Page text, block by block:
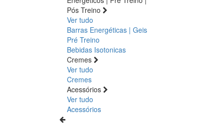
Pós Treino
Ver tudo
Barras Energéticas | Geis
Pré Treino
Bebidas Isotonicas
Cremes
Ver tudo
Cremes
Acessórios
Ver tudo
Acessórios